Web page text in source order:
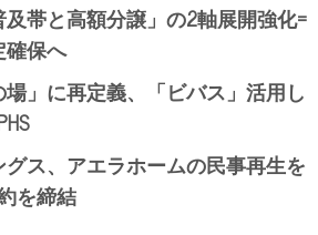
及帯と高額分譲」の2軸展開強化=
確保へ
」に再定義、「ビバス」活用し
ス、アエラホームの民事再生を
を締結